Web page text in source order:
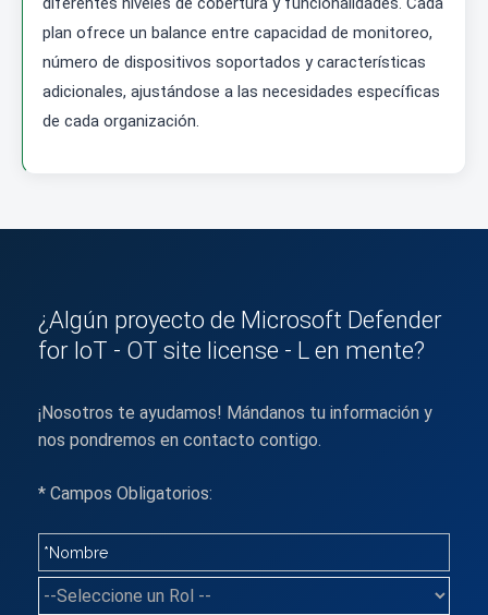
plan ofrece un balance entre capacidad de monitoreo,
número de dispositivos soportados y características
adicionales, ajustándose a las necesidades específicas
de cada organización.
¿Algún proyecto de Microsoft Defender
for IoT - OT site license - L en mente?
¡Nosotros te ayudamos! Mándanos tu información y
nos pondremos en contacto contigo.
* Campos Obligatorios: